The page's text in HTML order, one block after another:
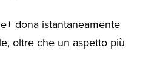
dona istantaneamente
oltre che un aspetto più